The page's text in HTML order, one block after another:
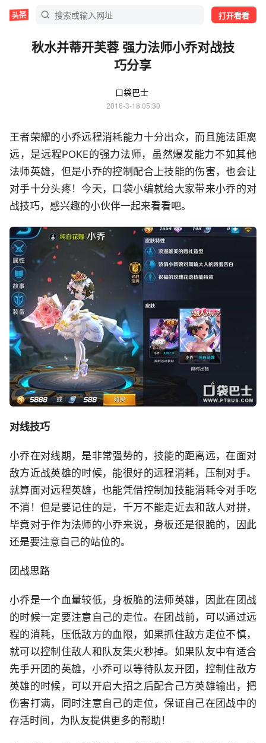
打开看看
秋水并蒂开芙蓉 强力法师小乔对战技
巧分享
口袋巴士
2016-3-18 05:30
王者荣耀的小乔远程消耗能力十分出众，而且施法距离
远，是远程POKE的强力法师，虽然爆发能力不如其他
法师英雄，但是小乔的控制配合上技能的伤害，也会让
对手十分头疼！今天，口袋小编就给大家带来小乔的对
战技巧，感兴趣的小伙伴一起来看看吧。
对线技巧
小乔在对线期，是非常强势的，技能的距离远，在面对
敌方近战英雄的时候，能很好的远程消耗，压制对手。
就算面对远程英雄，也能凭借控制加技能消耗令对手吃
不消！但是要记住的是，千万不能走近去和敌人对拼，
毕竟对于作为法师的小乔来说，身板还是很脆的，因此
还是要注意自己的站位的。
团战思路
小乔是一个血量较低，身板脆的法师英雄，因此在团战
的时候一定要注意自己的走位。在团战前，可以通过远
程的消耗，压低敌方的血限，如果抓住敌方走位不慎，
就可以控制住敌人和队友集火秒掉。如果队友中有适合
先手开团的英雄，小乔可以等待队友开团，控制住敌方
英雄的时候，可以开启大招之后配合己方英雄输出，把
伤害打满，同时注意自己的走位，保证自己在团战中的
存活时间，为队友提供更多的帮助！